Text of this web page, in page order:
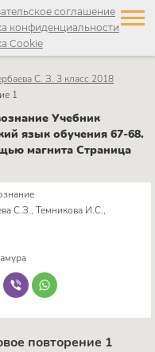
соглашение
конфиденциальности
Cookie
C. З. 3 класс 2018
1
Учебник
язык обучения 67-68.
магнита Страница
C.З., Темникова И.С.,
повторение 1